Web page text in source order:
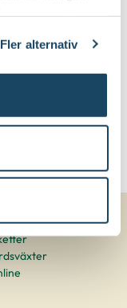
Fler alternativ
perioden)